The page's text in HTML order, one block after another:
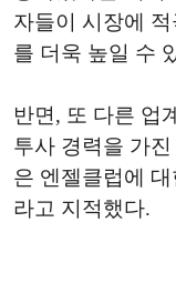
자들이 시장에
를 더욱 높일 수
반면, 또 다른 업
투사 경력을 가
은 엔젤클럽에
라고 지적했다.